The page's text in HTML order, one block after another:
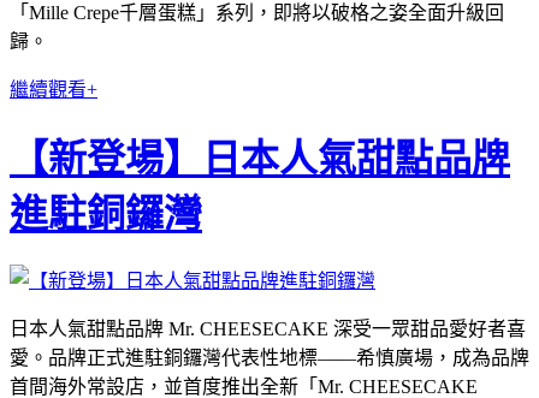
「Mille Crepe千層蛋糕」系列，即將以破格之姿全面升級回
歸。
繼續觀看+
【新登場】日本人氣甜點品牌
進駐銅鑼灣
日本人氣甜點品牌 Mr. CHEESECAKE 深受一眾甜品愛好者喜
愛。品牌正式進駐銅鑼灣代表性地標——希慎廣場，成為品牌
首間海外常設店，並首度推出全新「Mr. CHEESECAKE